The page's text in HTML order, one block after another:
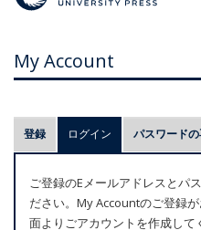
My Account
プ
ラ
マ
リ
登録 ログイン (アクティブなタ
パスワード
ご登録のEメールアドレスとパ
ださい。My Accountのご登録
面よりごアカウントを作成して